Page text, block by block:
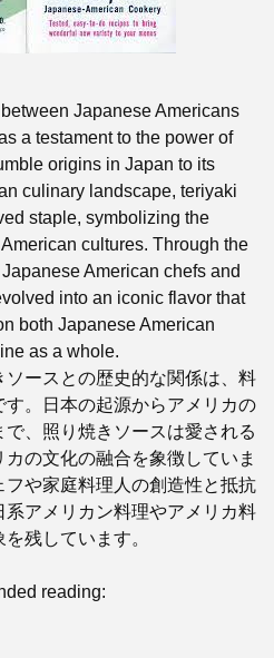
Japanese Americans
a testament to the power of
origins in Japan to its
culinary landscape, teriyaki
staple, symbolizing the
cultures. Through the
American chefs and
into an iconic flavor that
both Japanese American
as a whole.
ソースとの歴史的な関係は、料
。日本の起源からアメリカの
、照り焼きソースは愛される
の文化の融合を象徴していま
や家庭料理人の創造性と抵抗
アメリカン料理やアメリカ料
残しています。
reading: